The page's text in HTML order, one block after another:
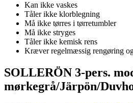
Kan ikke vaskes
Tåler ikke klorblegning
Må ikke tørres i tørretumbler
Må ikke stryges
Tåler ikke kemisk rens
Kræver regelmæssig rengøring
SOLLERÖN 3-pers.
mørkegrå/Järpön/